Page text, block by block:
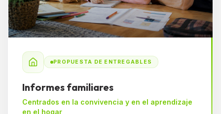
PROPUESTA DE ENTREGABLES
Informes familiares
Centrados en la convivencia y en el aprendizaje
en el hogar